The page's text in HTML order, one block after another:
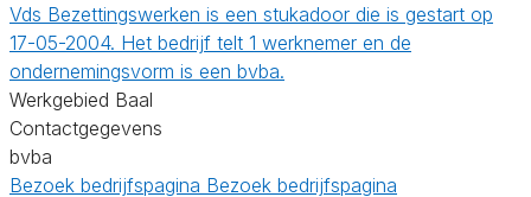
Vds Bezettingswerken is een stukadoor die is gestart op
17-05-2004. Het bedrijf telt 1 werknemer en de
ondernemingsvorm is een bvba.
Werkgebied Baal
Contactgegevens
bvba
Bezoek bedrijfspagina Bezoek bedrijfspagina